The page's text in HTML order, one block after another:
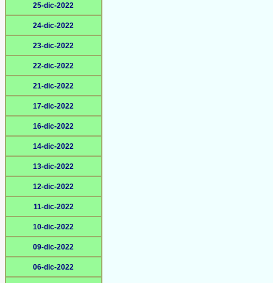
25-dic-2022
24-dic-2022
23-dic-2022
22-dic-2022
21-dic-2022
17-dic-2022
16-dic-2022
14-dic-2022
13-dic-2022
12-dic-2022
11-dic-2022
10-dic-2022
09-dic-2022
06-dic-2022